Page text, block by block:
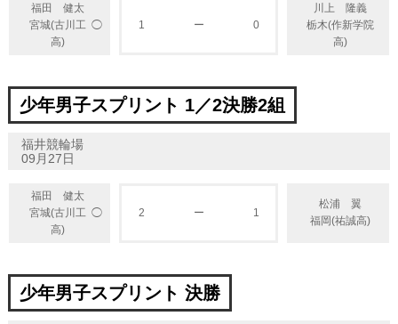
福田 健太
宮城(古川工
高)
◯ 1 ー 0
川上 隆義
栃木(作新学院
高)
少年男子スプリント 1／2決勝2組
福井競輪場
09月27日
福田 健太
宮城(古川工
高)
◯ 2 ー 1
松浦 翼
福岡(祐誠高)
少年男子スプリント 決勝